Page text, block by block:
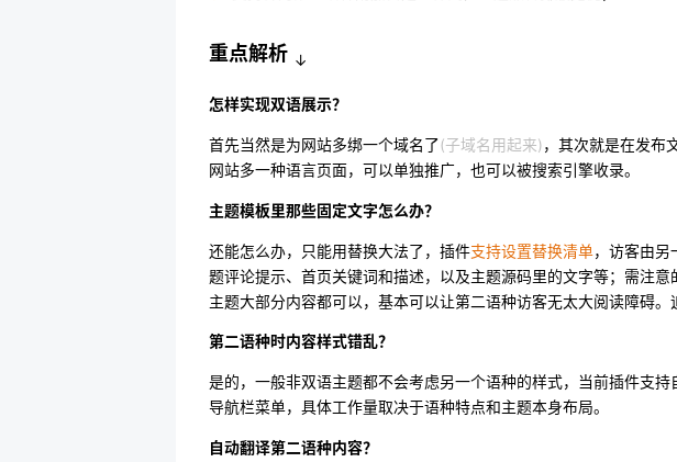
重点解析 ↓
怎样实现双语展示？
首先当然是为网站多绑一个域名了(子域名用起来)，其次就是在发布
网站多一种语言页面，可以单独推广，也可以被搜索引擎收录。
主题模板里那些固定文字怎么办？
还能怎么办，只能用替换大法了，插件支持设置替换清单，访客由另
题评论提示、首页关键词和描述，以及主题源码里的文字等；需注
主题大部分内容都可以，基本可以让第二语种访客无太大阅读障碍
第二语种时内容样式错乱？
是的，一般非双语主题都不会考虑另一个语种的样式，当前插件支持
导航栏菜单，具体工作量取决于语种特点和主题本身布局。
自动翻译第二语种内容？